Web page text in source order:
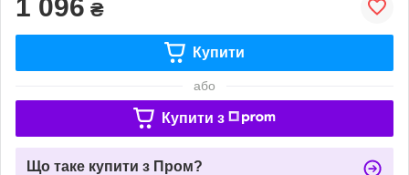
1 096 ₴
Купити
або
Купити з
Що таке купити з Пром?